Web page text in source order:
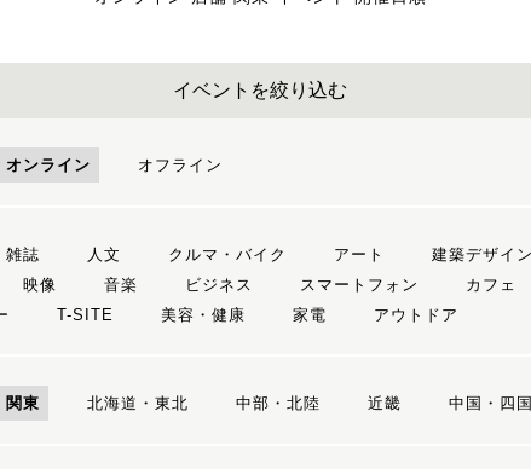
イベントを絞り込む
オンライン オフライン
雑誌 人文 クルマ・バイク アート 建築デザイン
映像 音楽 ビジネス スマートフォン カフェ
T-SITE 美容・健康 家電 アウトドア
関東 北海道・東北 中部・北陸 近畿 中国・四国